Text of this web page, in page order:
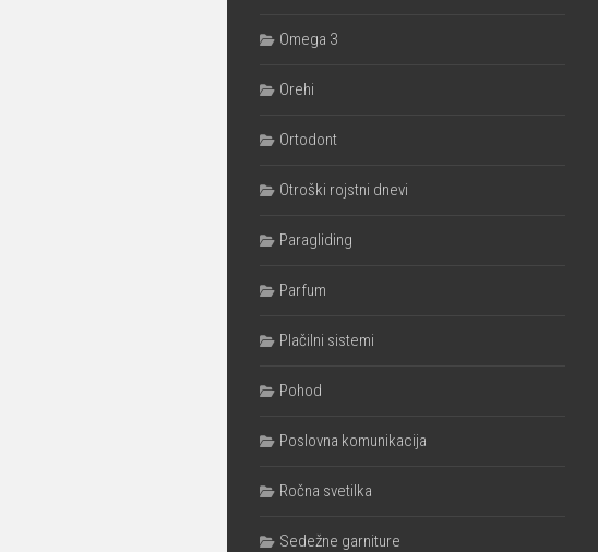
Omega 3
Orehi
Ortodont
Otroški rojstni dnevi
Paragliding
Parfum
Plačilni sistemi
Pohod
Poslovna komunikacija
Ročna svetilka
Sedežne garniture